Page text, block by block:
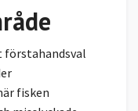
förstahandsval
fisken